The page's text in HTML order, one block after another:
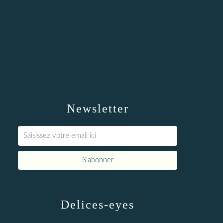
Newsletter
Delices-eyes